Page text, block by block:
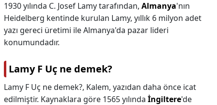
1930 yılında C. Josef Lamy tarafından, Almanya'nın
Heidelberg kentinde kurulan Lamy, yıllık 6 milyon adet
yazı gereci üretimi ile Almanya'da pazar lideri
konumundadır.
Lamy F Uç ne demek?
Lamy F Uç ne demek?, Kalem, yazıdan daha önce icat
edilmiştir. Kaynaklara göre 1565 yılında İngiltere'de